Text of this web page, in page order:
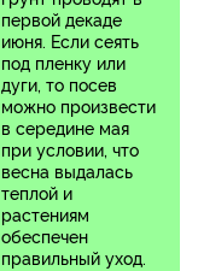
первой декаде
июня. Если сеять
под пленку или
дуги, то посев
можно произвести
в середине мая
при условии, что
весна выдалась
теплой и
растениям
обеспечен
правильный уход.